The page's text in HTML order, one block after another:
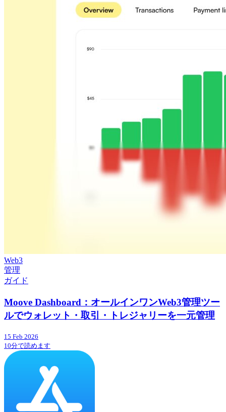
Web3
管理
ガイド
Moove Dashboard：オールインワンWeb3管理ツー
ルでウォレット・取引・トレジャリーを一元管理
15 Feb 2026
10分で読めます